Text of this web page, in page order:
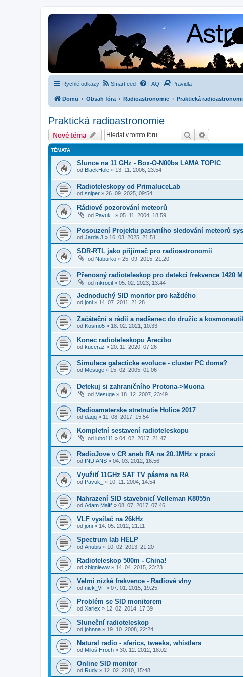
Rychlé odkazy Smartfeed FAQ Pravidla
Domů Obsah fóra Radioastronomie Praktická
Praktická radioastronomie
Nové téma Hledat
TÉMATA
Slunce na 11 GHz - Box-O-N00bs LAMA TOPIC
od BlackHole » 13. 11. 2006, 23:54
Radioteleskopy od PrimaluceLab
od sniper » 26. 09. 2025, 09:54
Rádiové pozorování meteorů
od Pavuk_ » 05. 11. 2004, 18:59
Posouzení Projektu pasivního sledování meteorů
od Jarda J » 16. 03. 2025, 21:51
SDR-RTL jako přijímač pro radioastronomii
od Naburko » 25. 09. 2015, 21:20
Přenosný radioteleskop pro detekci frekvence 1420
od mkrocil » 05. 02. 2023, 13:44
Jednoduchý SID monitor pro každého
od joni » 14. 07. 2011, 21:28
Začáteční s rádii a nadšenec do družic a
od Kosmo5 » 18. 02. 2021, 10:33
Konec radioteleskopu Arecibo
od kuceraz » 20. 11. 2020, 07:26
Simulace galacticke evoluce - cluster PC doma?
od Mesuge » 15. 02. 2005, 01:06
Detekuj si zahraničního Protona->Muona
od Mesuge » 18. 12. 2007, 23:49
Radioamaterske stretnutie Holice 2017
od daqq » 11. 08. 2017, 15:54
Kompletní sestavení radioteleskopu
od lubo111 » 04. 02. 2017, 21:47
RadioJove v CR aneb RA na 20.1MHz v praxi
od INDIANS » 04. 03. 2012, 16:56
Využití 11GHz SAT TV pásma na RA
od Pavuk_ » 10. 11. 2004, 14:54
Nahrazení SID stavebnicí Velleman K8055n
od Adam Malíř » 08. 07. 2017, 07:46
VLF vysílač na 26kHz
od joni » 14. 05. 2012, 21:11
Spectrum lab HELP
od Anubis » 10. 02. 2013, 21:20
Radioteleskop 500m - China!
od zbignieww » 14. 04. 2015, 23:23
Velmi nízké frekvence - Radiové vlny
od nick_VF » 07. 01. 2015, 19:25
Problém se SID monitorem
od Xariex » 12. 02. 2014, 17:39
Sluneční radioteleskop
od johnna » 19. 10. 2008, 22:24
Natural radio - sferics, tweeks, whistlers
od Miloš Hroch » 30. 12. 2012, 18:02
Online SID monitor
od Rudy » 12. 02. 2010, 15:48